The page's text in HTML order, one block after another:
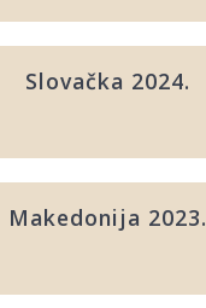
Slovačka 2024.
Makedonija 2023.